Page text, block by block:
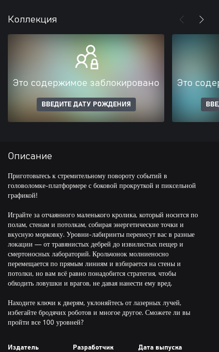
Коллекция
Это содержимое заблокировано
ВВЕДИТЕ ДАТУ РОЖДЕНИЯ
Это
Описание
Приготовьтесь к стремительному повороту событий в
головоломке-платформере с боковой прокруткой и пиксельной
графикой!
Играйте за отчаянного маленького кролика, который носится по
полам, стенам и потолкам, собирая энергетические точки и
вкусную морковку. Уровни-лабиринты перенесут вас в разные
локации — от травянистых дебрей до извилистых пещер и
смертоносных лабораторий. Крольчонок молниеносно
перемещается по прямым линиям и взбирается на стены и
потолки, но вам всё равно понадобится стратегия, чтобы
обходить ловушки и врагов, не давая нанести ему вред.
Находите ключи к дверям, уклоняйтесь от лазерных лучей,
избегайте бродячих роботов и многое другое. Сможете ли вы
пройти все 100 уровней?
Издатель Разработчик Дата выпуска